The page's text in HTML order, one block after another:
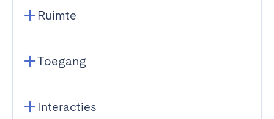
Ruimte
Toegang
Interacties